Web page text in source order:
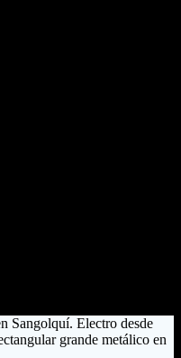
Sangolquí. Electro desde
grande metálico en